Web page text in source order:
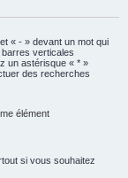
e
« - » devant un mot qui
verticales
un astérisque « * »
des recherches
élément
si vous souhaitez